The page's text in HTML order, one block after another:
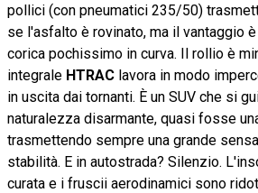
pollici (con pneumatici 235/50)
se l'asfalto è rovinato, ma il vantaggio
corica pochissimo in curva. Il rollio è
integrale HTRAC lavora in modo
in uscita dai tornanti. È un SUV che si
naturalezza disarmante, quasi fosse
trasmettendo sempre una grande
stabilità. E in autostrada? Silenzio.
curata e i fruscii aerodinamici sono